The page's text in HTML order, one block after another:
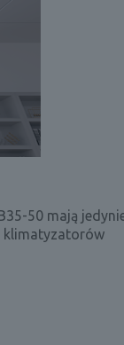
50 mają
klimatyzatorów